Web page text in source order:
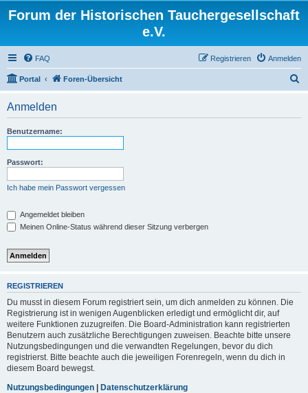
Forum der Historischen Tauchergesellschaft
e.V.
FAQ Anmelden
Registrieren
Portal Foren-Übersicht
Anmelden
Benutzername:
Passwort:
Ich habe mein Passwort vergessen
Angemeldet bleiben
Meinen Online-Status während dieser Sitzung verbergen
REGISTRIEREN
Du musst in diesem Forum registriert sein, um dich anmelden zu können. Die
Registrierung ist in wenigen Augenblicken erledigt und ermöglicht dir, auf
weitere Funktionen zuzugreifen. Die Board-Administration kann registrierten
Benutzern auch zusätzliche Berechtigungen zuweisen. Beachte bitte unsere
Nutzungsbedingungen und die verwandten Regelungen, bevor du dich
registrierst. Bitte beachte auch die jeweiligen Forenregeln, wenn du dich in
diesem Board bewegst.
Nutzungsbedingungen | Datenschutzerklärung